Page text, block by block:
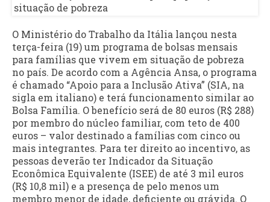
O Ministério do Trabalho da Itália lançou nesta
terça-feira (19) um programa de bolsas mensais
para famílias que vivem em situação de pobreza
no país. De acordo com a Agência Ansa, o programa
é chamado “Apoio para a Inclusão Ativa” (SIA, na
sigla em italiano) e terá funcionamento similar ao
Bolsa Família. O benefício será de 80 euros (R$ 288)
por membro do núcleo familiar, com teto de 400
euros – valor destinado a famílias com cinco ou
mais integrantes. Para ter direito ao incentivo, as
pessoas deverão ter Indicador da Situação
Econômica Equivalente (ISEE) de até 3 mil euros
(R$ 10,8 mil) e a presença de pelo menos um
membro menor de idade, deficiente ou grávida. O